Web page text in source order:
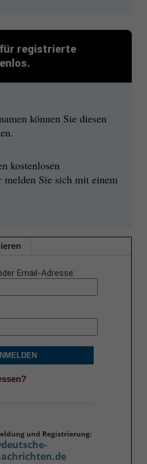
registrierte
können Sie diesen
kostenlosen
melden Sie sich mit einem
Email-Adresse
und Registrierung: